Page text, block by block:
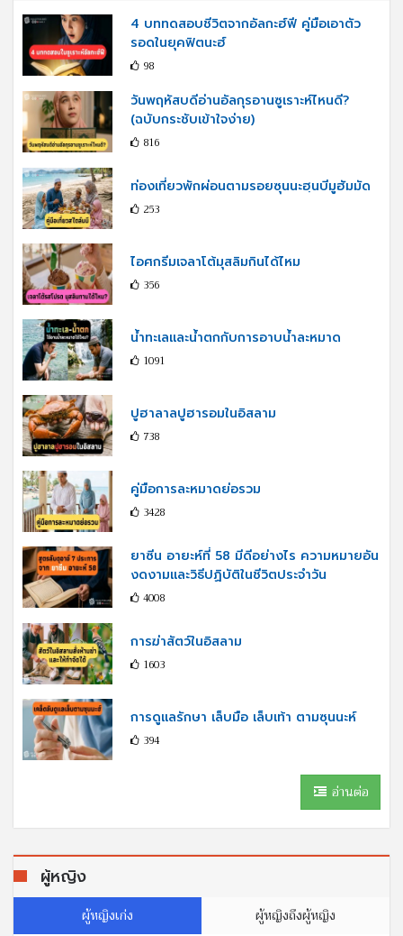
4 บททดสอบชีวิตจากอัลกะฮ์ฟี คู่มือเอาตัว
รอดในยุคฟิตนะฮ์
98
วันพฤหัสบดีอ่านอัลกุรอานซูเราะห์ไหนดี?
(ฉบับกระชับเข้าใจง่าย)
816
ท่องเที่ยวพักผ่อนตามรอยซุนนะฮฺนบีมูฮัมมัด
253
ไอศกรีมเจลาโต้มุสลิมกินได้ไหม
356
น้ำทะเลและน้ำตกกับการอาบน้ำละหมาด
1091
ปูฮาลาลปูฮารอมในอิสลาม
738
คู่มือการละหมาดย่อรวม
3428
ยาซีน อายะห์ที่ 58 มีดีอย่างไร ความหมายอัน
งดงามและวิธีปฏิบัติในชีวิตประจำวัน
4008
การฆ่าสัตว์ในอิสลาม
1603
การดูแลรักษา เล็บมือ เล็บเท้า ตามซุนนะห์
394
อ่านต่อ
ผู้หญิง
ผู้หญิงเก่ง ผู้หญิงถึงผู้หญิง